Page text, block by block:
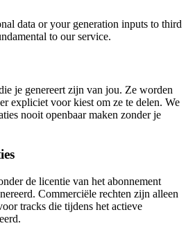
data or your generation inputs to third
to our service.
je genereert zijn van jou. Ze worden
expliciet voor kiest om ze te delen. We
nooit openbaar maken zonder je
de licentie van het abonnement
Commerciële rechten zijn alleen
tracks die tijdens het actieve